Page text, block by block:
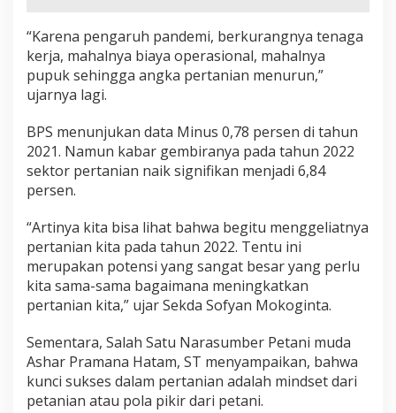
“Karena pengaruh pandemi, berkurangnya tenaga
kerja, mahalnya biaya operasional, mahalnya
pupuk sehingga angka pertanian menurun,”
ujarnya lagi.
BPS menunjukan data Minus 0,78 persen di tahun
2021. Namun kabar gembiranya pada tahun 2022
sektor pertanian naik signifikan menjadi 6,84
persen.
“Artinya kita bisa lihat bahwa begitu menggeliatnya
pertanian kita pada tahun 2022. Tentu ini
merupakan potensi yang sangat besar yang perlu
kita sama-sama bagaimana meningkatkan
pertanian kita,” ujar Sekda Sofyan Mokoginta.
Sementara, Salah Satu Narasumber Petani muda
Ashar Pramana Hatam, ST menyampaikan, bahwa
kunci sukses dalam pertanian adalah mindset dari
petanian atau pola pikir dari petani.